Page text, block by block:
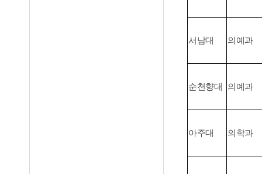
서남대 의예과
순천향대 의예과
아주대 의학과